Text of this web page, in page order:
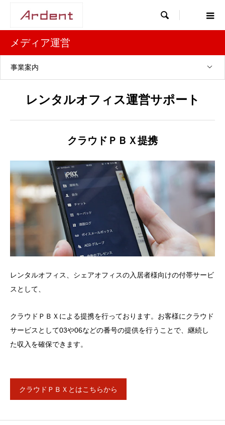

メディア運営
事業案内
レンタルオフィス運営サポート
クラウドＰＢＸ提携
レンタルオフィス、シェアオフィスの入居者様向けの付帯サービ
スとして、
クラウドＰＢＸによる提携を行っております。お客様にクラウド
サービスとして03や06などの番号の提供を行うことで、継続し
た収入を確保できます。
クラウドＰＢＸとはこちらから